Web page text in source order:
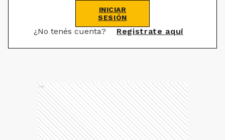
INICIAR
SESIÓN
¿No tenés cuenta? Registrate aquí
Ads